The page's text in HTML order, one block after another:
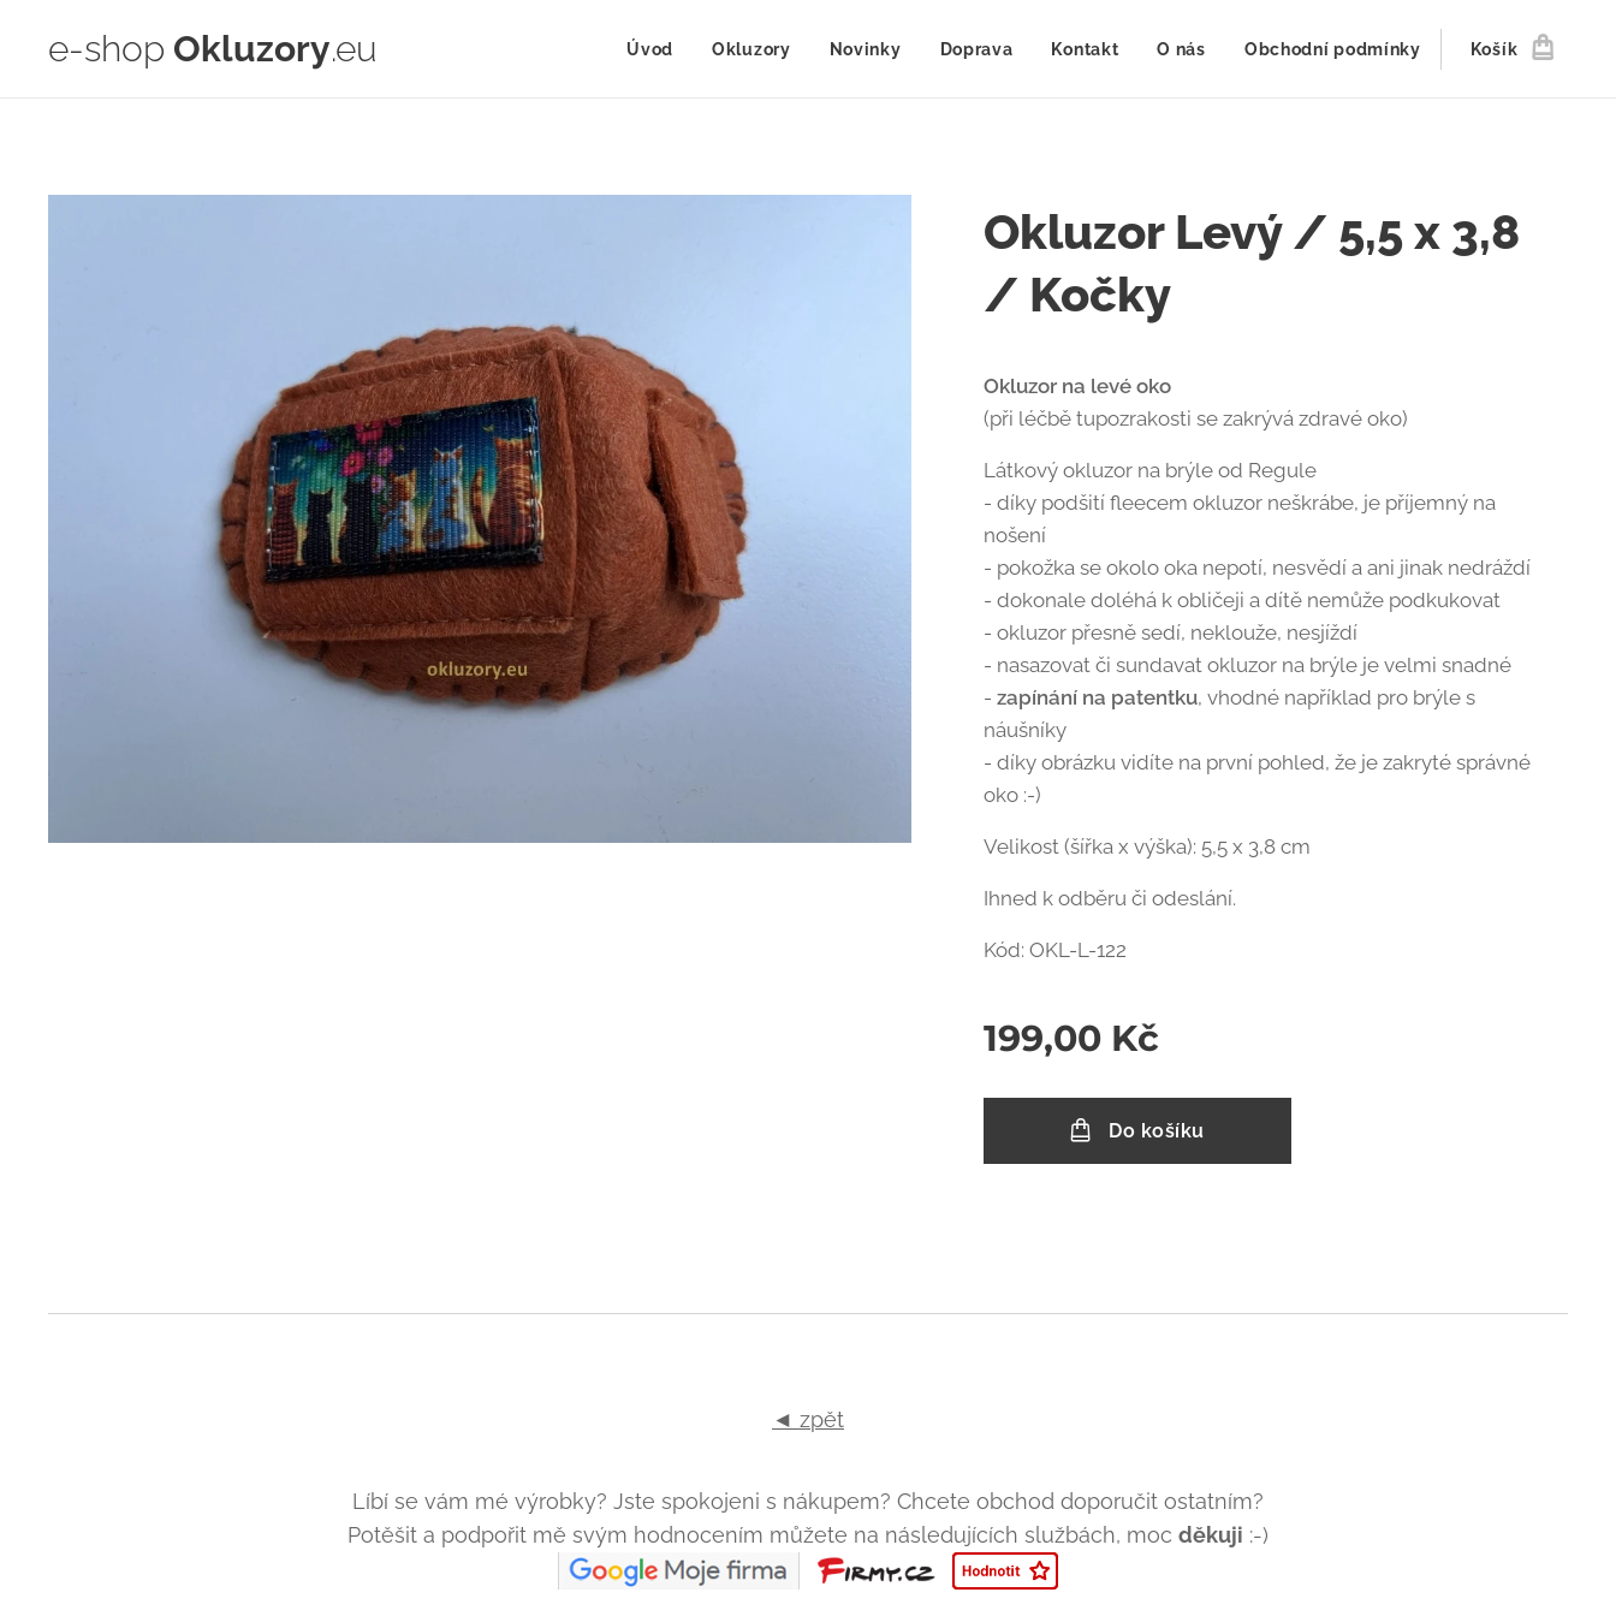
e-shop Okluzory.eu Úvod Okluzory Novinky Doprava Kontakt O nás Obchodní podmínky Košík
Okluzor Levý / 5,5 x 3,8
/ Kočky
Okluzor na levé oko
(při léčbě tupozrakosti se zakrývá zdravé oko)
Látkový okluzor na brýle od Regule
- díky podšití fleecem okluzor neškrábe, je příjemný na
nošení
- pokožka se okolo oka nepotí, nesvědí a ani jinak nedráždí
- dokonale doléhá k obličeji a dítě nemůže podkukovat
- okluzor přesně sedí, neklouže, nesjíždí
- nasazovat či sundavat okluzor na brýle je velmi snadné
-zapínání na patentku, vhodné například pro brýle s
náušníky
- díky obrázku vidíte na první pohled, že je zakryté správné
oko :-)
Velikost (šířka x výška): 5,5 x 3,8 cm
Ihned k odběru či odeslání.
Kód: OKL-L-122
199,00 Kč
Do košíku
◄ zpět
Líbí se vám mé výrobky? Jste spokojeni s nákupem? Chcete obchod doporučit ostatním?
Potěšit a podpořit mě svým hodnocením můžete na následujících službách, moc děkuji :-)